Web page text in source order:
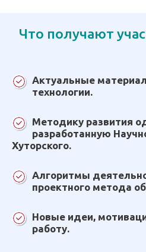
Что получают
Актуальные
технологии.
Методику развития
разработанную
Хуторского.
Алгоритмы
проектного метода
Новые идеи,
работу.